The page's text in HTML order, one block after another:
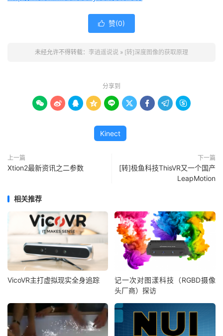
 赞(0)
未经允许不得转载： 李逍遥说说 » [转]深度图像的获取原理
分享到
        
Kinect
上一篇
Xtion2最新资讯之二参数
下一篇
[转]极鱼科技ThisVR又一个国产
LeapMotion
相关推荐
VicoVR主打虚拟现实全身追踪
记一次对图漾科技（RGBD摄像
头厂商）探访